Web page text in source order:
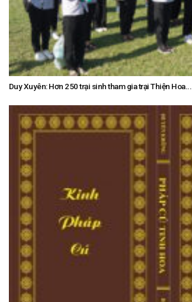
Duy Xuyên: Hơn 250 trại sinh tham gia trại Thiện Hoa...